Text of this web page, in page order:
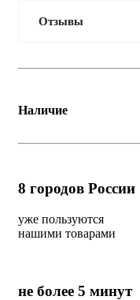
Отзывы
Наличие
8 городов России
уже пользуются
нашими товарами
не более 5 минут